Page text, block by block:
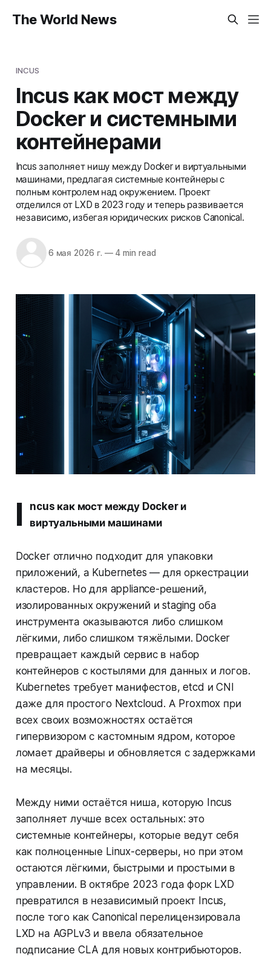
The World News
INCUS
Incus как мост между
Docker и системными
контейнерами
Incus заполняет нишу между Docker и виртуальными
машинами, предлагая системные контейнеры с
полным контролем над окружением. Проект
отделился от LXD в 2023 году и теперь развивается
независимо, избегая юридических рисков Canonical.
6 мая 2026 г. —4 min read
I
ncus как мост между Docker и
виртуальными машинами
Docker отлично подходит для упаковки
приложений, а Kubernetes — для оркестрации
кластеров. Но для appliance-решений,
изолированных окружений и staging оба
инструмента оказываются либо слишком
лёгкими, либо слишком тяжёлыми. Docker
превращает каждый сервис в набор
контейнеров с костылями для данных и логов.
Kubernetes требует манифестов, etcd и CNI
даже для простого Nextcloud. А Proxmox при
всех своих возможностях остаётся
гипервизором с кастомным ядром, которое
ломает драйверы и обновляется с задержками
на месяцы.
Между ними остаётся ниша, которую Incus
заполняет лучше всех остальных: это
системные контейнеры, которые ведут себя
как полноценные Linux-серверы, но при этом
остаются лёгкими, быстрыми и простыми в
управлении. В октябре 2023 года форк LXD
превратился в независимый проект Incus,
после того как Canonical перелицензировала
LXD на AGPLv3 и ввела обязательное
подписание CLA для новых контрибьюторов.